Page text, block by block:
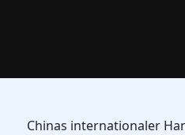
Chinas internationaler